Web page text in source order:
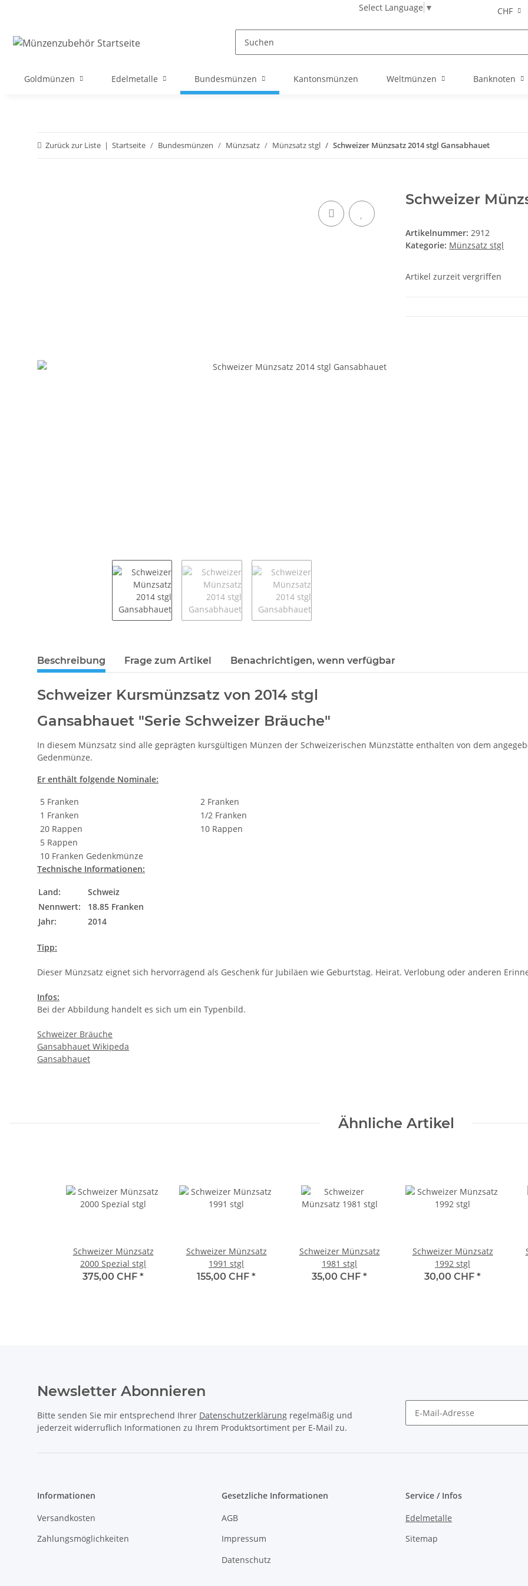
Select Language ▼ CHF
Goldmünzen Edelmetalle Bundesmünzen Kantonsmünzen Weltmünzen Banknoten
Zurück zur Liste Startseite Bundesmünzen Münzsatz Münzsatz stgl Schweizer Münzsatz 2014 stgl Gansabhauet
Schweizer
Artikelnummer: 2912
Kategorie: Münzsatz stgl
Artikel zurzeit vergriffen
weitere Registerkarten anzeigen
Beschreibung Frage zum Artikel Benachrichtigen, wenn verfügbar
Schweizer Kursmünzsatz von 2014 stgl
Gansabhauet "Serie Schweizer Bräuche"
In diesem Münzsatz sind alle geprägten kursgültigen Münzen der Schweizerischen Münzstätte enthalten von dem
Gedenmünze.
Er enthält folgende Nominale:
5 Franken
2 Franken
1 Franken
1/2 Franken
20 Rappen
10 Rappen
5 Rappen
10 Franken Gedenkmünze
Technische Informationen:
Land:
Schweiz
Nennwert:
18.85 Franken
Jahr:
2014
Tipp:
Dieser Münzsatz eignet sich hervorragend als Geschenk für Jubiläen wie Geburtstag. Heirat. Verlobung oder anderen
Infos:
Bei der Abbildung handelt es sich um ein Typenbild.
Schweizer Bräuche
Gansabhauet Wikipeda
Gansabhauet
Ähnliche Artikel
Schweizer Münzsatz
2000 Spezial stgl
375,00 CHF *
Schweizer Münzsatz
1991 stgl
155,00 CHF *
Schweizer Münzsatz
1981 stgl
35,00 CHF *
Schweizer Münzsatz
1992 stgl
30,00 CHF *
Newsletter Abonnieren
Bitte senden Sie mir entsprechend Ihrer Datenschutzerklärung regelmäßig und
jederzeit widerruflich Informationen zu Ihrem Produktsortiment per E-Mail zu.
Informationen
Versandkosten
Zahlungsmöglichkeiten
Gesetzliche Informationen
AGB
Impressum
Datenschutz
Service / Infos
Edelmetalle
Sitemap